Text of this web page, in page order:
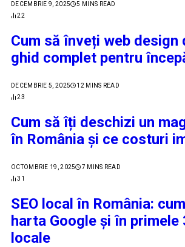
DECEMBRIE 9, 2025
5 MINS READ
22
Cum să înveți web design
ghid complet pentru
DECEMBRIE 5, 2025
12 MINS READ
23
Cum să îți deschizi un
în România și ce costuri
OCTOMBRIE 19, 2025
7 MINS READ
31
SEO local în România:
harta Google și în
locale